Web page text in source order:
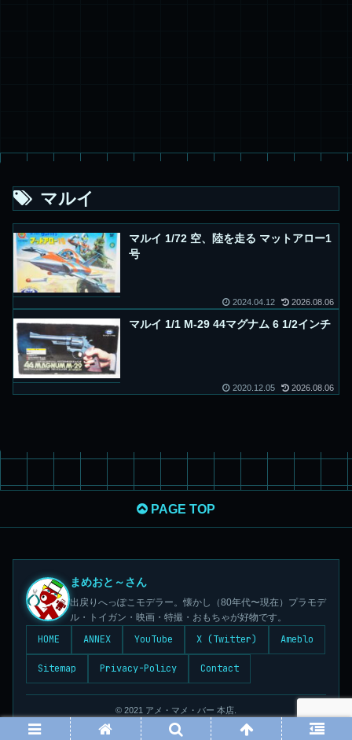
マルイ
マルイ 1/72 空、陸を走る マットアロー1
号
2024.04.12 2026.08.06
マルイ 1/1 M-29 44マグナム 6 1/2インチ
2020.12.05 2026.08.06
PAGE TOP
まめおと～さん
出戻りへっぽこモデラー。懐かし（80年代〜現在）プラモデ
ル・トイガン・映画・特撮・おもちゃが好物です。
HOME ANNEX YouTube X (Twitter) Ameblo
Sitemap Privacy-Policy Contact
© 2021 アメ・マメ・バー 本店.